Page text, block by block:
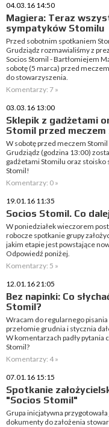
04.03.16 14:50
Magiera: Teraz
sympatyków Stomilu
Przed sobotnim spotkaniem
Grudziądz rozmawialiśmy z
Socios Stomil - Bartłomiejem
sobotę (5 marca) przed
do stowarzyszenia.
Komentarzy: 7 »
03.03.16 13:00
Sklepik z gadżetami
Stomil przed meczem
W sobotę przed meczem
Grudziądz (godzina 13:00)
gadżetami Stomilu oraz stoisko
Stomil!
Komentarzy: 0 »
19.01.16 11:35
Socios Stomil. Co
W poniedziałek wieczorem
robocze spotkanie grupy
jakim etapie jest powstające
Odpowiedź poniżej.
Komentarzy: 5 »
12.01.16 21:05
Bez napinki: Co
Stomil?
Wracam do regularnego pisania
przełomie grudnia i stycznia
W komentarzach padły pytania
Stomil?
Komentarzy: 4 »
07.01.16 15:15
Spotkanie
"Socios Stomil"
Grupa inicjatywna
dokumenty do założenia